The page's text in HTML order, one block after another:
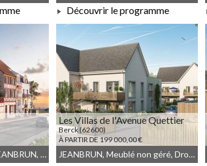
€ À PARTIR DE 645 000,00 €
Découvrir le programme
Résidence Principale, JEANBRUN, Meublé non géré, Droit commun
Les Villas de l'Avenue Quettier
Berck (62600)
À PARTIR DE 199 000,00 €
JEANBRUN, Meublé non géré, Droit commun